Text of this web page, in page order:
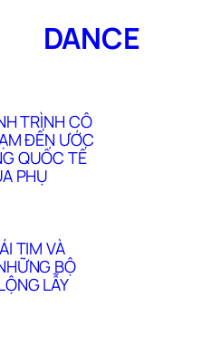
DANCE
TRÌNH CÔ
ĐẾN ƯỚC
QUỐC TẾ
PHỤ
TIM VÀ
BỘ
LẪY